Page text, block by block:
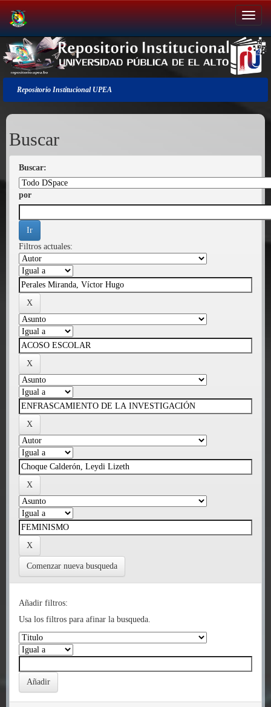
Salir
de
la
navegación
Repositorio Institucional UPEA
Buscar
Buscar:
por
Filtros actuales:
Comenzar nueva busqueda
Añadir filtros:
Usa los filtros para afinar la busqueda.